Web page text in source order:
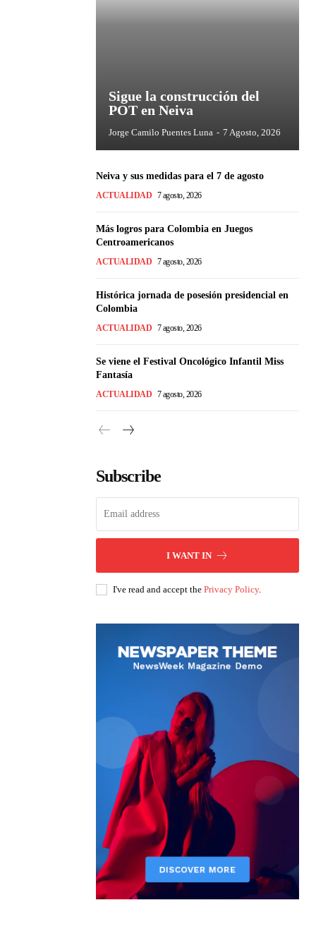
Sigue la construcción del
POT en Neiva
Jorge Camilo Puentes Luna - 7 Agosto, 2026
Neiva y sus medidas para el 7 de agosto
ACTUALIDAD 7 agosto, 2026
Más logros para Colombia en Juegos
Centroamericanos
ACTUALIDAD 7 agosto, 2026
Histórica jornada de posesión presidencial en
Colombia
ACTUALIDAD 7 agosto, 2026
Se viene el Festival Oncológico Infantil Miss
Fantasía
ACTUALIDAD 7 agosto, 2026
Subscribe
I WANT IN
I've read and accept the Privacy Policy.